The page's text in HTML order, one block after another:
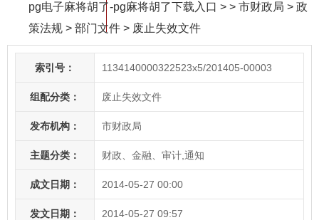
下载入口
pg电子麻将胡了-pg麻将胡了下载入口 > > 市财政局 > 政
策法规 > 部门文件 > 废止失效文件
索引号： 1134140000322523x5/201405-00003
组配分类： 废止失效文件
发布机构： 市财政局
主题分类： 财政、金融、审计,通知
成文日期： 2014-05-27 00:00
发文日期： 2014-05-27 09:57